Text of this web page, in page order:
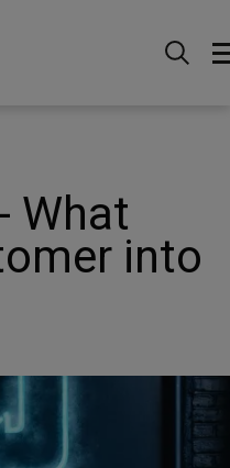
a customer into a fan?
What
into